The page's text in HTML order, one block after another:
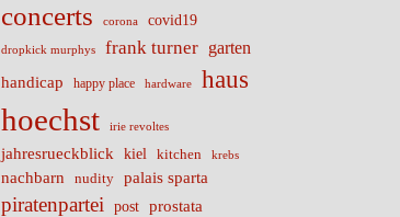
concerts
corona covid19
dropkick murphys frank turner
garten
handicap
happy place hardware haus
hoechst irie revoltes
jahresrueckblick kiel kitchen krebs
nachbarn nudity palais sparta
piratenpartei post
prostata